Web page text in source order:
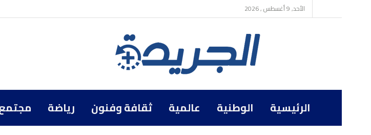
الأحد, 9 أغسطس , 2026
الرئيسية الوطنية عالمية ثقافة وفنون رياضة